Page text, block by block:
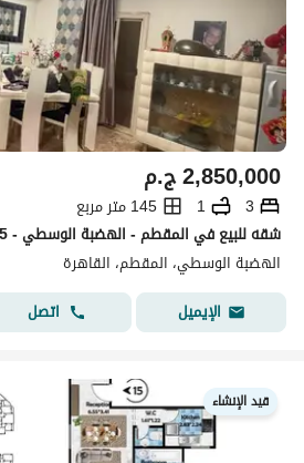
ج.م2,850,000
3
1
145 متر مربع
الهضبة الوسطي، المقطم، القاهرة
الإيميل
اتصل
قيد الإنشاء